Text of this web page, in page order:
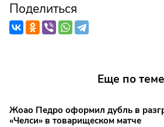
Поделиться
Еще по теме
Жоао Педро оформил дубль в
«Челси» в товарищеском матче